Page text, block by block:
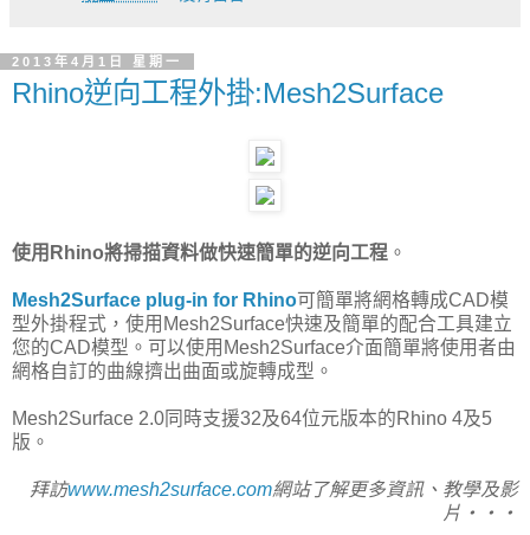
2013年4月1日 星期一
Rhino逆向工程外掛:Mesh2Surface
使用Rhino將掃描資料做快速簡單的逆向工程 。
Mesh2Surface plug-in for Rhino可簡單將網格轉成CAD模
型外掛程式，使用Mesh2Surface快速及簡單的配合工具建立
您的CAD模型。可以使用Mesh2Surface介面簡單將使用者由
網格自訂的曲線擠出曲面或旋轉成型。
Mesh2Surface 2.0同時支援32及64位元版本的Rhino 4及5
版。
拜訪www.mesh2surface.com網站了解更多資訊、教學及影
片‧‧‧